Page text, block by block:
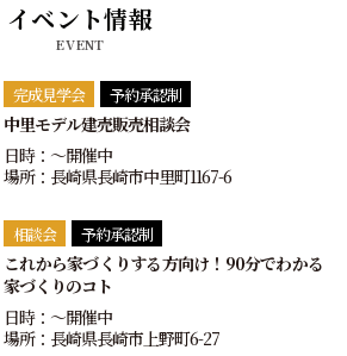
イベント情報
EVENT
完成見学会 予約承認制
中里モデル建売販売相談会
日時：〜開催中
場所：長崎県長崎市中里町1167-6
相談会 予約承認制
これから家づくりする方向け！90分でわかる
家づくりのコト
日時：〜開催中
場所：長崎県長崎市上野町6-27